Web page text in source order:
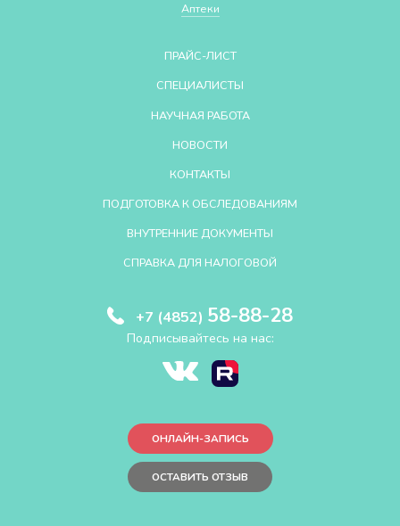
Аптеки
ПРАЙС-ЛИСТ
СПЕЦИАЛИСТЫ
НАУЧНАЯ РАБОТА
НОВОСТИ
КОНТАКТЫ
ПОДГОТОВКА К ОБСЛЕДОВАНИЯМ
ВНУТРЕННИЕ ДОКУМЕНТЫ
СПРАВКА ДЛЯ НАЛОГОВОЙ
+7 (4852) 58-88-28
Подписывайтесь на нас:
ОНЛАЙН-ЗАПИСЬ
ОСТАВИТЬ ОТЗЫВ